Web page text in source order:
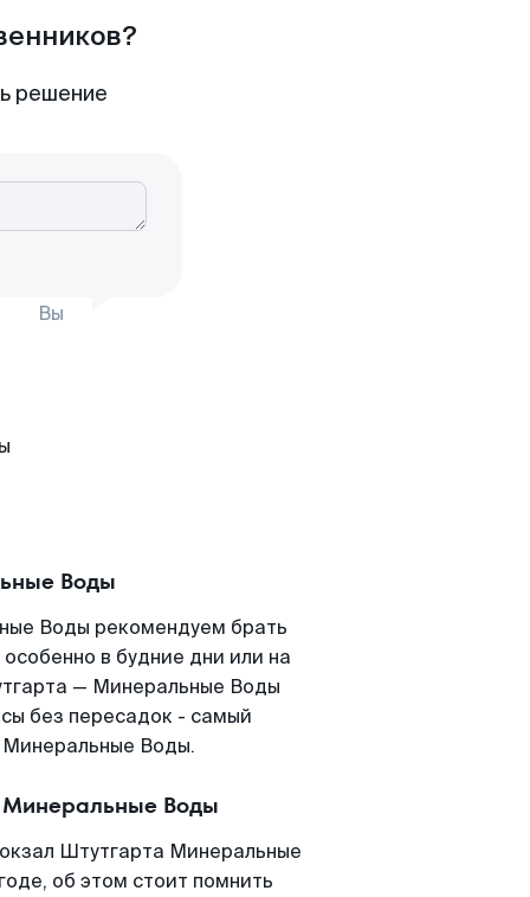
решение
Вы
Воды
Воды рекомендуем брать
в будние дни или на
— Минеральные Воды
без пересадок - самый
Минеральные Воды.
Минеральные Воды
Штутгарта Минеральные
об этом стоит помнить